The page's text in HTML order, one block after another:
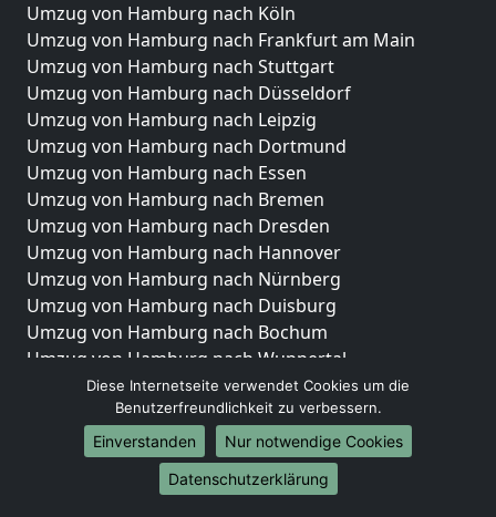
Umzug von Hamburg nach Köln
Umzug von Hamburg nach Frankfurt am Main
Umzug von Hamburg nach Stuttgart
Umzug von Hamburg nach Düsseldorf
Umzug von Hamburg nach Leipzig
Umzug von Hamburg nach Dortmund
Umzug von Hamburg nach Essen
Umzug von Hamburg nach Bremen
Umzug von Hamburg nach Dresden
Umzug von Hamburg nach Hannover
Umzug von Hamburg nach Nürnberg
Umzug von Hamburg nach Duisburg
Umzug von Hamburg nach Bochum
Umzug von Hamburg nach Wuppertal
Umzug von Hamburg nach Bielefeld
Umzug von Hamburg nach Bonn
Umzug von Hamburg nach Münster
Internationale-Umzüge
Diese Internetseite verwendet Cookies um die
Benutzerfreundlichkeit zu verbessern.
Einverstanden
Nur notwendige Cookies
Datenschutzerklärung